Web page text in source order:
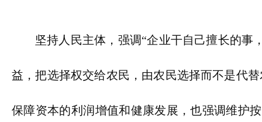
坚持人民主体，强调“企业干自己擅长的事
益，把选择权交给农民，由农民选择而不是代
保障资本的利润增值和健康发展，也强调维护